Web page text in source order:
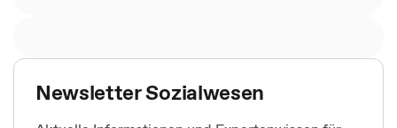
Newsletter Sozialwesen